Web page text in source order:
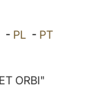
POLSKI
- PL- PT
ORBI"